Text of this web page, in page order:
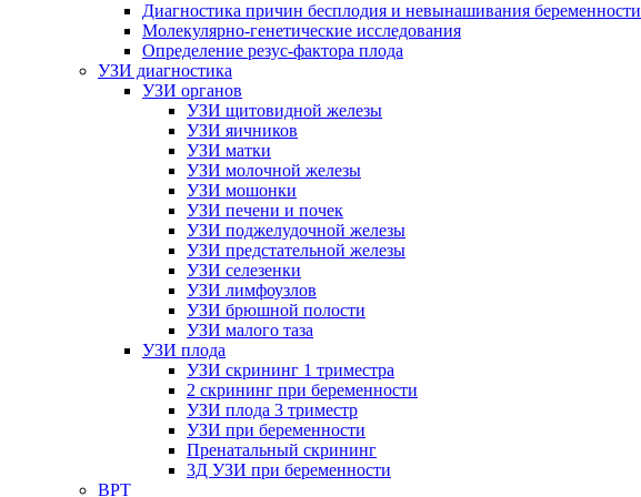
Диагностика причин бесплодия и невынашивания беременности
Молекулярно-генетические исследования
Определение резус-фактора плода
УЗИ диагностика
УЗИ органов
УЗИ щитовидной железы
УЗИ яичников
УЗИ матки
УЗИ молочной железы
УЗИ мошонки
УЗИ печени и почек
УЗИ поджелудочной железы
УЗИ предстательной железы
УЗИ селезенки
УЗИ лимфоузлов
УЗИ брюшной полости
УЗИ малого таза
УЗИ плода
УЗИ скрининг 1 триместра
2 скрининг при беременности
УЗИ плода 3 триместр
УЗИ при беременности
Пренатальный скрининг
3Д УЗИ при беременности
ВРТ